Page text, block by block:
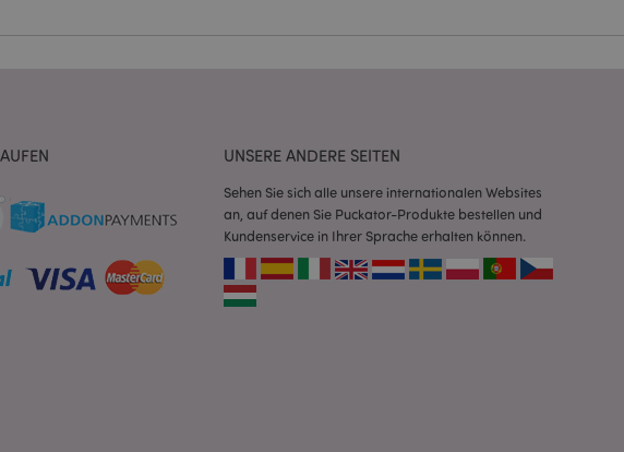
UNSERE ANDERE SEITEN
Sehen Sie sich alle unsere internationalen Websites
an, auf denen Sie Puckator-Produkte bestellen und
Kundenservice in Ihrer Sprache erhalten können.
Script.com muss ordnungsgemäß
wird verwendet, um das
von Inhalten im Browser zu
von Anwendungen generiert wird, die
Sprache basieren. Dies ist eine
verwendet wird.
handelt es sich um eine zufällig
Zahl. Die Art und Weise, wie sie
wird, kann für die Site spezifisch sein.